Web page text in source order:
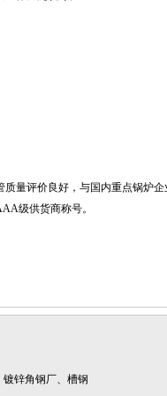
质量评价良好，与国内重点锅炉企
级供货商称号。
锌角钢厂、槽钢